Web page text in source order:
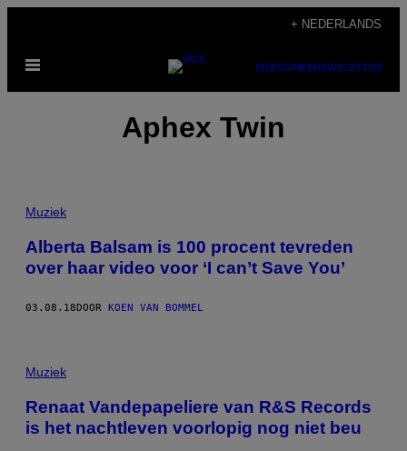
de
+ NEDERLANDS
Open
SUBSCRIBENEWSLETTER
Aphex Twin
Muziek
Alberta Balsam is 100 procent tevreden
over haar video voor ‘I can’t Save You’
03.08.18 DOOR KOEN VAN BOMMEL
Muziek
Renaat Vandepapeliere van R&S Records
is het nachtleven voorlopig nog niet beu